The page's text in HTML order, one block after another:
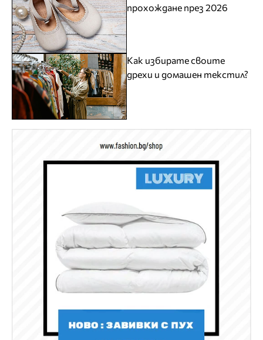
прохождане през 2026
Как избирате своите
дрехи и домашен текстил?